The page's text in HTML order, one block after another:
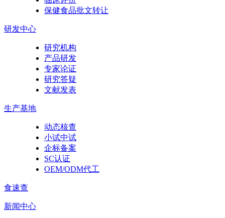
保健食品批文转让
研发中心
研究机构
产品研发
专家论证
研究答疑
文献发表
生产基地
动态核查
小试中试
企标备案
SC认证
OEM/ODM代工
食速查
新闻中心